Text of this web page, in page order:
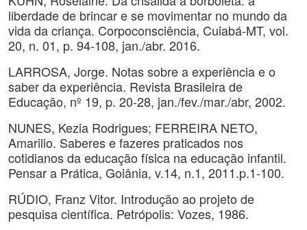
liberdade de brincar e se movimentar no mundo da
vida da criança. Corpoconsciência, Cuiabá-MT, vol.
20, n. 01, p. 94-108, jan./abr. 2016.
LARROSA, Jorge. Notas sobre a experiência e o
saber da experiência. Revista Brasileira de
Educação, nº 19, p. 20-28, jan./fev./mar./abr, 2002.
NUNES, Kezia Rodrigues; FERREIRA NETO,
Amarilio. Saberes e fazeres praticados nos
cotidianos da educação física na educação infantil.
Pensar a Prática, Goiânia, v.14, n.1, 2011.p.1-100.
RÚDIO, Franz Vitor. Introdução ao projeto de
pesquisa científica. Petrópolis: Vozes, 1986.